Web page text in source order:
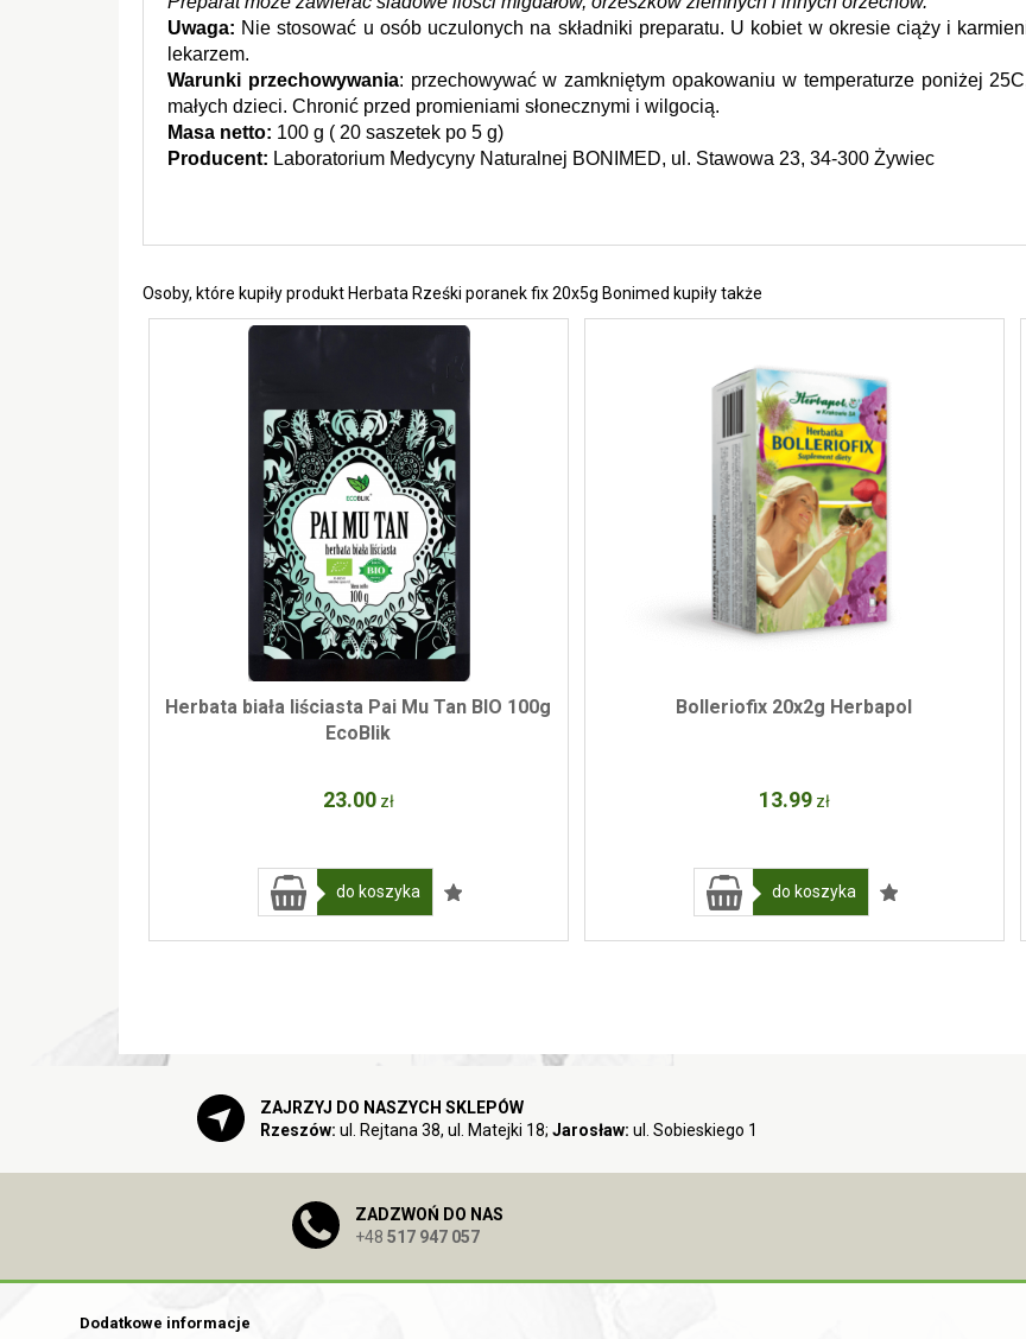
Uwaga: Nie stosować u osób uczulonych na składniki preparatu. U kobiet w okresie ciąży i
lekarzem.
Warunki przechowywania: przechowywać w zamkniętym opakowaniu w temperaturze poniżej
małych dzieci. Chronić przed promieniami słonecznymi i wilgocią.
Masa netto: 100 g ( 20 saszetek po 5 g)
Producent: Laboratorium Medycyny Naturalnej BONIMED, ul. Stawowa 23, 34-300 Żywiec
Osoby, które kupiły produkt Herbata Rześki poranek fix 20x5g Bonimed kupiły także
Herbata biała liściasta Pai Mu Tan BIO 100g
EcoBlik
23.00 zł
do koszyka
Bolleriofix 20x2g Herbapol
13.99 zł
do koszyka
ZAJRZYJ DO NASZYCH SKLEPÓW
Rzeszów: ul. Rejtana 38, ul. Matejki 18; Jarosław: ul. Sobieskiego 1
ZADZWOŃ DO NAS
+48 517 947 057
Dodatkowe informacje